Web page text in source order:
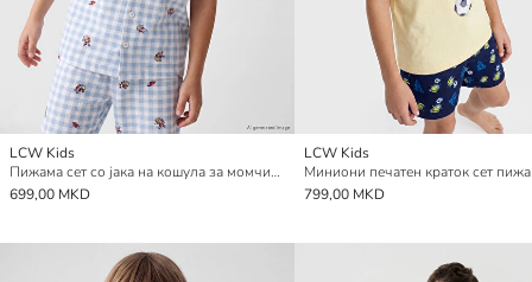
LCW Kids
Пижама сет со јака на кошула за момчиња, краток модел
699,00 MKD
LCW Kids
799,00 MKD